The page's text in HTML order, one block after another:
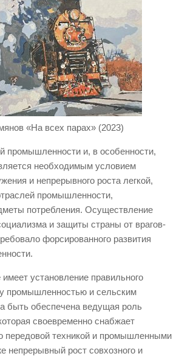
«На всех парах» (2023)
промышленности и, в особенности,
необходимым условием
и непрерывного роста легкой,
промышленности,
потребления. Осуществление
и защиты страны от врагов-
форсированного развития
установление правильного
промышленностью и сельским
быть обеспечена ведущая роль
своевременно снабжает
передовой техникой и промышленными
непрерывный рост совхозного и